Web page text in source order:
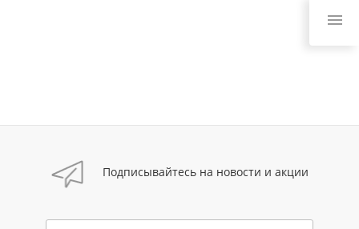
Подписывайтесь на новости и акции